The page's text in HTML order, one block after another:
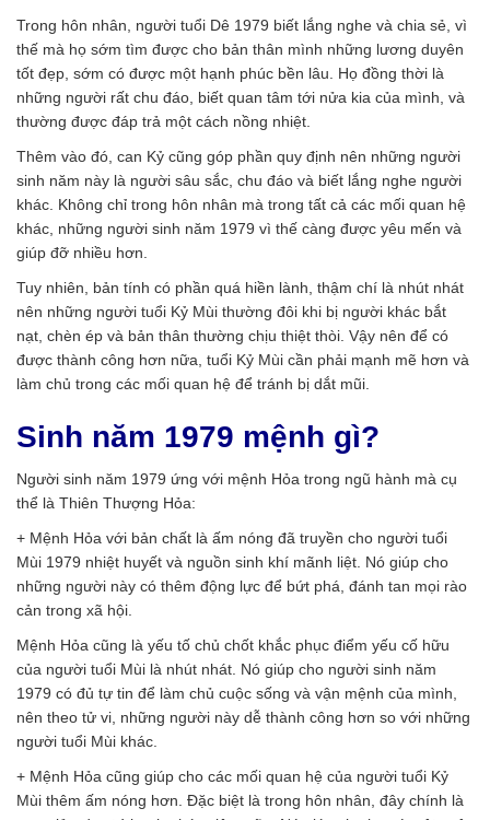
Trong hôn nhân, người tuổi Dê 1979 biết lắng nghe và chia sẻ, vì
thế mà họ sớm tìm được cho bản thân mình những lương duyên
tốt đẹp, sớm có được một hạnh phúc bền lâu. Họ đồng thời là
những người rất chu đáo, biết quan tâm tới nửa kia của mình, và
thường được đáp trả một cách nồng nhiệt.
Thêm vào đó, can Kỷ cũng góp phần quy định nên những người
sinh năm này là người sâu sắc, chu đáo và biết lắng nghe người
khác. Không chỉ trong hôn nhân mà trong tất cả các mối quan hệ
khác, những người sinh năm 1979 vì thế càng được yêu mến và
giúp đỡ nhiều hơn.
Tuy nhiên, bản tính có phần quá hiền lành, thậm chí là nhút nhát
nên những người tuổi Kỷ Mùi thường đôi khi bị người khác bắt
nạt, chèn ép và bản thân thường chịu thiệt thòi. Vậy nên để có
được thành công hơn nữa, tuổi Kỷ Mùi cần phải mạnh mẽ hơn và
làm chủ trong các mối quan hệ để tránh bị dắt mũi.
Sinh năm 1979 mệnh gì?
Người sinh năm 1979 ứng với mệnh Hỏa trong ngũ hành mà cụ
thể là Thiên Thượng Hỏa:
+ Mệnh Hỏa với bản chất là ấm nóng đã truyền cho người tuổi
Mùi 1979 nhiệt huyết và nguồn sinh khí mãnh liệt. Nó giúp cho
những người này có thêm động lực để bứt phá, đánh tan mọi rào
cản trong xã hội.
Mệnh Hỏa cũng là yếu tố chủ chốt khắc phục điểm yếu cố hữu
của người tuổi Mùi là nhút nhát. Nó giúp cho người sinh năm
1979 có đủ tự tin để làm chủ cuộc sống và vận mệnh của mình,
nên theo tử vi, những người này dễ thành công hơn so với những
người tuổi Mùi khác.
+ Mệnh Hỏa cũng giúp cho các mối quan hệ của người tuổi Kỷ
Mùi thêm ấm nóng hơn. Đặc biệt là trong hôn nhân, đây chính là